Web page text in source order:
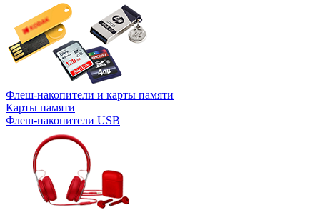
Флеш-накопители и карты памяти
Карты памяти
Флеш-накопители USB